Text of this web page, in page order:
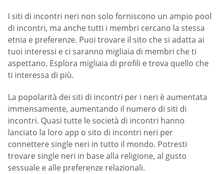
I siti di incontri neri non solo forniscono un ampio pool
di incontri, ma anche tutti i membri cercano la stessa
etnia e preferenze. Puoi trovare il sito che si adatta ai
tuoi interessi e ci saranno migliaia di membri che ti
aspettano. Esplora migliaia di profili e trova quello che
ti interessa di più.
La popolarità dei siti di incontri per i neri è aumentata
immensamente, aumentando il numero di siti di
incontri. Quasi tutte le società di incontri hanno
lanciato la loro app o sito di incontri neri per
connettere single neri in tutto il mondo. Potresti
trovare single neri in base alla religione, al gusto
sessuale e alle preferenze relazionali.